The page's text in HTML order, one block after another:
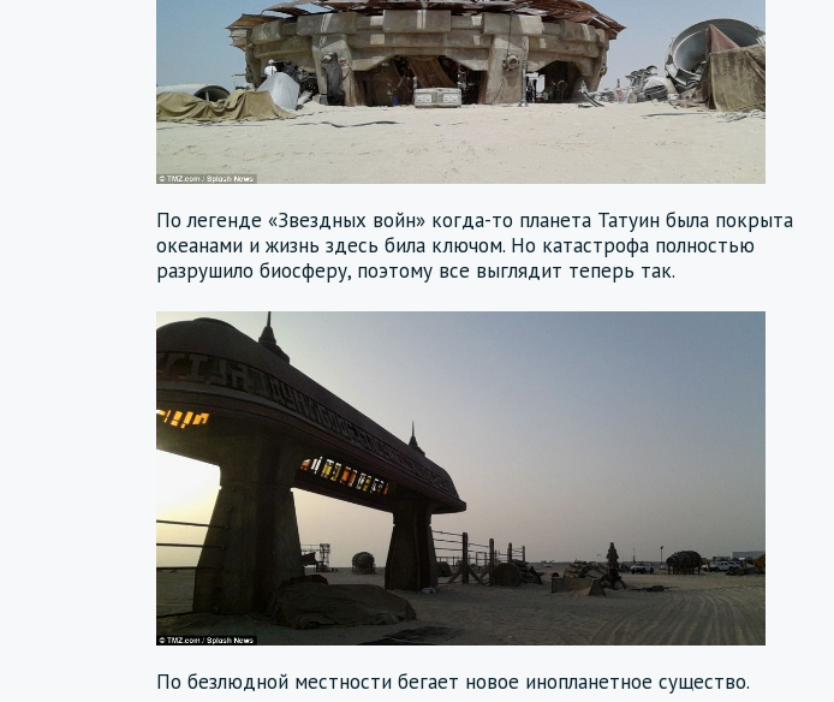
По легенде «Звездных войн» когда-то планета Татуин была покрыта
океанами и жизнь здесь била ключом. Но катастрофа полностью
разрушило биосферу, поэтому все выглядит теперь так.
По безлюдной местности бегает новое инопланетное существо.